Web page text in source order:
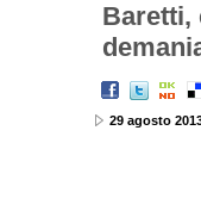
Baretti,
29 agosto